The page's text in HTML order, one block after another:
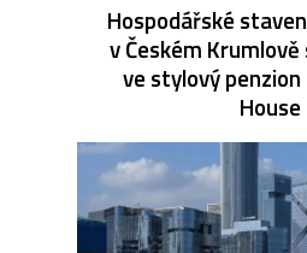
Hospodářské
v Českém
ve stylový
House